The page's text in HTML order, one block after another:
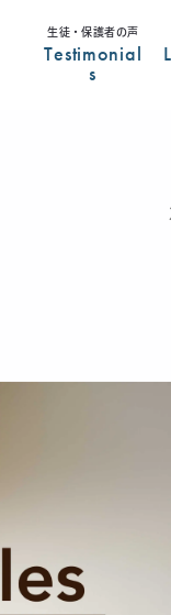
生徒・保護者の声
Testimonial
s